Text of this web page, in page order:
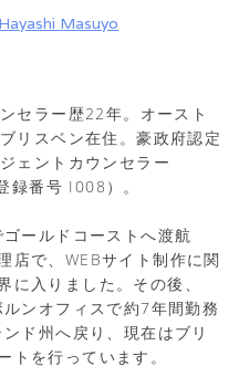
Masuyo
セラー歴22年。オースト
リスベン在住。豪政府認定
ェントカウンセラー
録番号 I008）。
ールドコーストへ渡航
店で、WEBサイト制作に関
に入りました。その後、
ンオフィスで約7年間勤務
ド州へ戻り、現在はブリ
トを行っています。